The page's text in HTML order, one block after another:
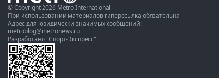
© Copyright 2026 Metro International
При использовании материалов гиперссылка обязательна
Адрес для юридически значимых сообщений:
metroblog@metronews.ru
Разработано "Спорт-Экспресс"